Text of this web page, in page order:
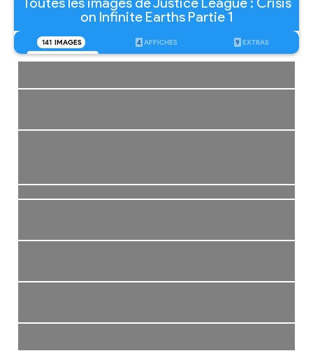
on Infinite Earths Partie 1
141 IMAGES 4 AFFICHES 9 EXTRAS